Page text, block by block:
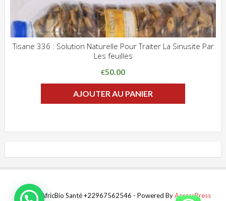
Tisane 336 : Solution Naturelle Pour Traiter La Sinusite Par
Les feuilles
€50.00
AJOUTER AU PANIER
© 2024 AfricBio Santé +22967562546 - Powered ByAccessPress